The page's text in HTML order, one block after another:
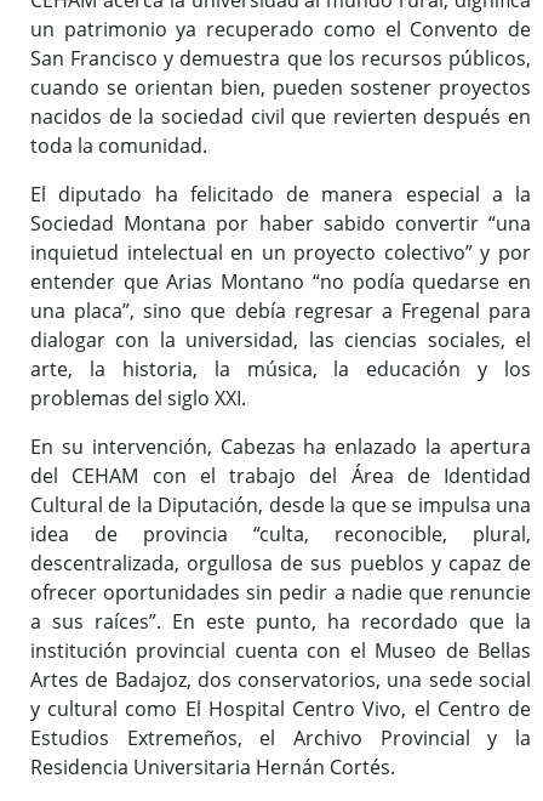
un patrimonio ya recuperado como el Convento de
San Francisco y demuestra que los recursos públicos,
cuando se orientan bien, pueden sostener proyectos
nacidos de la sociedad civil que revierten después en
toda la comunidad.
El diputado ha felicitado de manera especial a la
Sociedad Montana por haber sabido convertir “una
inquietud intelectual en un proyecto colectivo” y por
entender que Arias Montano “no podía quedarse en
una placa”, sino que debía regresar a Fregenal para
dialogar con la universidad, las ciencias sociales, el
arte, la historia, la música, la educación y los
problemas del siglo XXI.
En su intervención, Cabezas ha enlazado la apertura
del CEHAM con el trabajo del Área de Identidad
Cultural de la Diputación, desde la que se impulsa una
idea de provincia “culta, reconocible, plural,
descentralizada, orgullosa de sus pueblos y capaz de
ofrecer oportunidades sin pedir a nadie que renuncie
a sus raíces”. En este punto, ha recordado que la
institución provincial cuenta con el Museo de Bellas
Artes de Badajoz, dos conservatorios, una sede social
y cultural como El Hospital Centro Vivo, el Centro de
Estudios Extremeños, el Archivo Provincial y la
Residencia Universitaria Hernán Cortés.